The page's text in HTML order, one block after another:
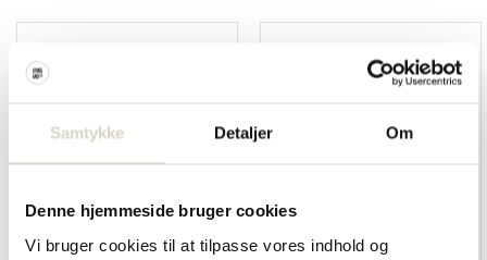
Samtykke Detaljer Om
Denne hjemmeside bruger cookies
Vi bruger cookies til at tilpasse vores indhold og